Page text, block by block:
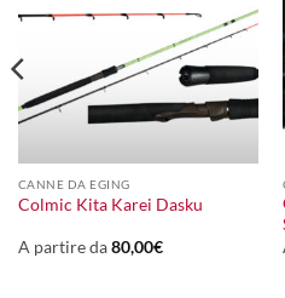
CANNE DA EGING
Colmic Kita Karei Dasku
A partire da80,00€